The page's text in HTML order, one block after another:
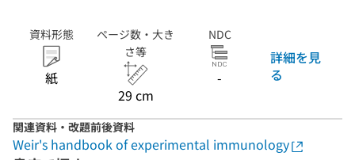
資料形態
紙
ページ数・大き
さ等
29 cm
NDC
-
詳細を見
る
関連資料・改題前後資料
Weir's handbook of experimental immunology